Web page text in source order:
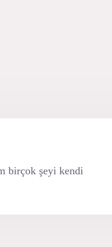
birçok şeyi kendi